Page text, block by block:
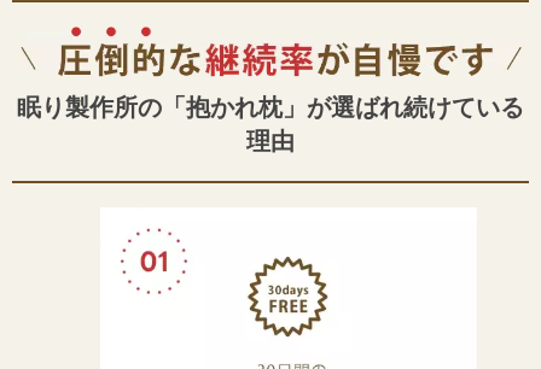
眠り製作所の「抱かれ枕」が選ばれ続けている
理由